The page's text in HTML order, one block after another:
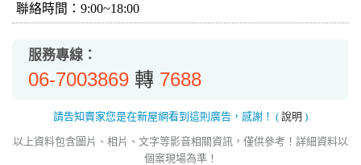
聯絡時間：9:00~18:00
服務專線：
06-7003869 轉 7688
請告知賣家您是在新屋網看到這則廣告，感謝！ ( 說明 )
以上資料包含圖片、相片、文字等影音相關資訊，僅供參考！詳細資料以
個案現場為準！